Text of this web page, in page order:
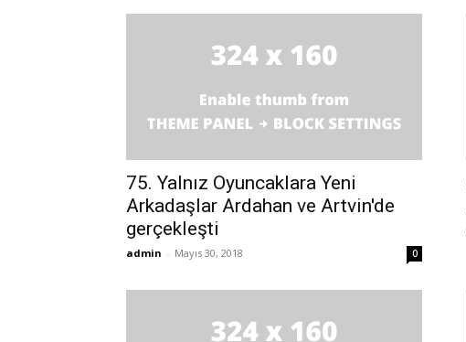
75. Yalnız Oyuncaklara Yeni
Arkadaşlar Ardahan ve Artvin'de
gerçekleşti
admin - Mayıs 30, 2018 0